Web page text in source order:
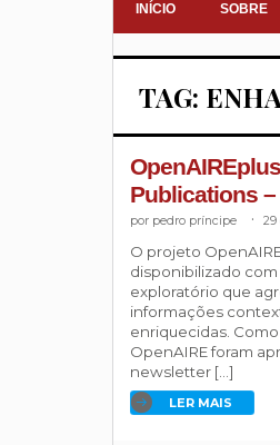
INÍCIO SOBRE
TAG:
Publications
pedro príncipe 29
O projeto
disponibilizado
exploratório que
informações
enriquecidas.
OpenAIRE foram
newsletter […]
LER MAIS